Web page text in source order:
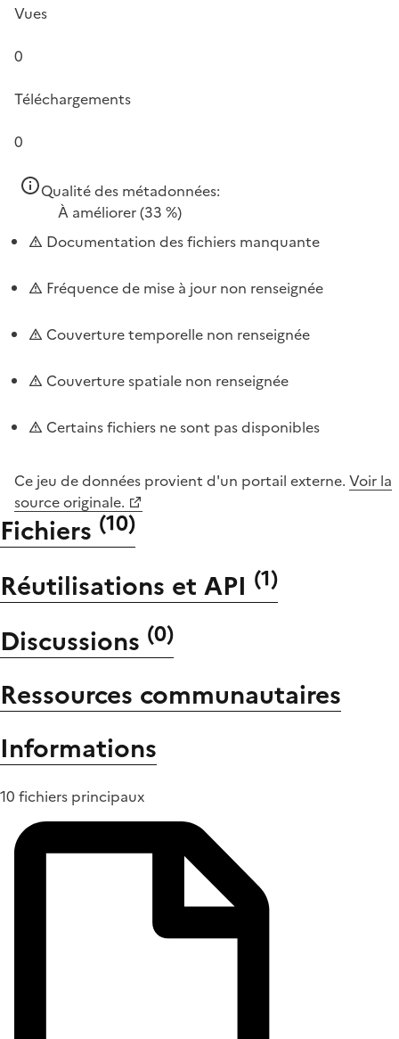
Vues
0
Téléchargements
0
Qualité des métadonnées:
À améliorer(33 %)
Documentation des fichiers manquante
Fréquence de mise à jour non renseignée
Couverture temporelle non renseignée
Couverture spatiale non renseignée
Certains fichiers ne sont pas disponibles
Ce jeu de données provient d'un portail externe. Voir la
source originale.
Fichiers (10)
Réutilisations et API (1)
Discussions (0)
Ressources communautaires
Informations
10 fichiers principaux